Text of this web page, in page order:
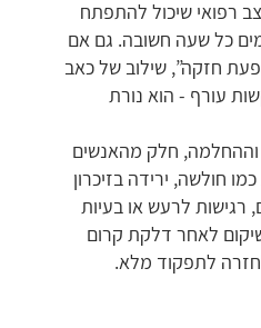
רפואי שיכול להתפתח
כל שעה חשובה. גם אם
חזקה”, שילוב של כאב
עורף - הוא נורת
וההחלמה, חלק מהאנשים
חולשה, ירידה בזיכרון
רגישות לרעש או בעיות
לאחר דלקת קרום
לתפקוד מלא.